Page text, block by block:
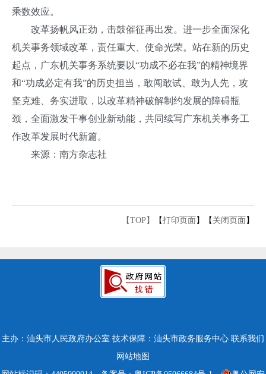
乘数效应。
改革扬帆风正劲，击鼓催征再出发。进一步全面深化
机关事务领域改革，责任重大、使命光荣。站在新的历史
起点，广东机关事务系统要以“功成不必在我”的精神境界
和“功成必定有我”的历史担当，敢闯敢试、敢为人先，攻
坚克难、务实进取，以改革精神破解制约发展的障碍瓶
颈，全面激发干事创业新动能，共同续写广东机关事务工
作改革发展时代新篇。
来源：南方杂志社
【TOP】 【打印页面 】【 关闭页面 】
主办：汕头市人民政府办公室 技术保障：汕头市政务服务中心 联系我们
网站地图